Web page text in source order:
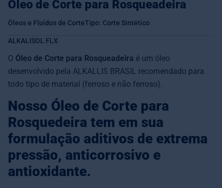
Óleo de Corte para Rosqueadeira
Óleos e Fluídos de CorteTipo: Corte Sintético
ALKALISOL FLX
O Óleo de Corte para Rosqueadeira é um óleo
desenvolvido pela ALKALLIS BRASIL recomendado para
todo tipo de material (ferroso e não ferroso).
Nosso Óleo de Corte para
Rosquedeira tem em sua
formulação aditivos de extrema
pressão, anticorrosivo e
antioxidante.